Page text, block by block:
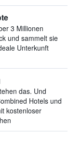
3 Millionen
und sammelt sie
Unterkunft
das. Und
Hotels und
kostenloser